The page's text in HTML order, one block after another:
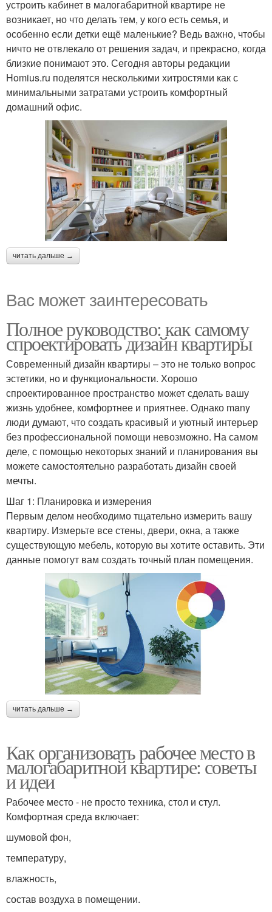
устроить кабинет в малогабаритной квартире не
возникает, но что делать тем, у кого есть семья, и
особенно если детки ещё маленькие? Ведь важно, чтобы
ничто не отвлекало от решения задач, и прекрасно, когда
близкие понимают это. Сегодня авторы редакции
Homius.ru поделятся несколькими хитростями как с
минимальными затратами устроить комфортный
домашний офис.
читать дальше →
Вас может заинтересовать
Полное руководство: как самому
спроектировать дизайн квартиры
Современный дизайн квартиры – это не только вопрос
эстетики, но и функциональности. Хорошо
спроектированное пространство может сделать вашу
жизнь удобнее, комфортнее и приятнее. Однако many
люди думают, что создать красивый и уютный интерьер
без профессиональной помощи невозможно. На самом
деле, с помощью некоторых знаний и планирования вы
можете самостоятельно разработать дизайн своей
мечты.
Шаг 1: Планировка и измерения
Первым делом необходимо тщательно измерить вашу
квартиру. Измерьте все стены, двери, окна, а также
существующую мебель, которую вы хотите оставить. Эти
данные помогут вам создать точный план помещения.
читать дальше →
Как организовать рабочее место в
малогабаритной квартире: советы
и идеи
Рабочее место - не просто техника, стол и стул.
Комфортная среда включает:
шумовой фон,
температуру,
влажность,
состав воздуха в помещении.